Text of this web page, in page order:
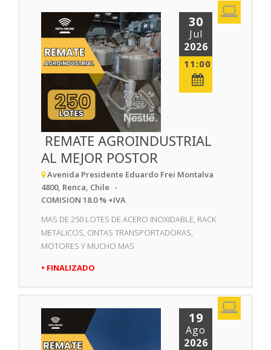
30
Jul
2026
11:00
REMATE AGROINDUSTRIAL
AL MEJOR POSTOR
Avenida Presidente Eduardo Frei Montalva
4800, Renca, Chile
COMISION 18.0 % +IVA
MAS DE 250 LOTES DE ACERO INOXIDABLE, RACK
METALICOS, CINTAS TRANSPORTADORAS,
MOTORES Y MUCHO MAS
• FINALIZADO
19
Ago
2026